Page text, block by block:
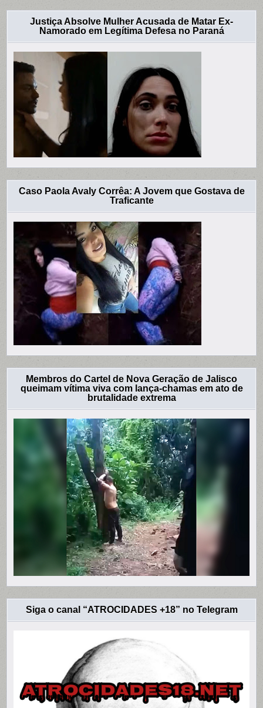
Justiça Absolve Mulher Acusada de Matar Ex-
Namorado em Legítima Defesa no Paraná
Caso Paola Avaly Corrêa: A Jovem que Gostava de
Traficante
Membros do Cartel de Nova Geração de Jalisco
queimam vítima viva com lança-chamas em ato de
brutalidade extrema
Siga o canal “ATROCIDADES +18” no Telegram